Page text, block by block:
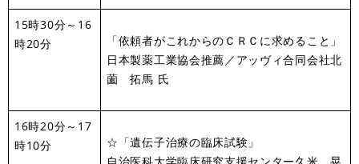
15時30分～16
時20分
「依頼者がこれからのＣＲＣに求めること」
日本製薬工業協会推薦／アッヴィ合同会社北
薗 拓馬 氏
16時20分～17
時10分
☆「遺伝子治療の臨床試験」